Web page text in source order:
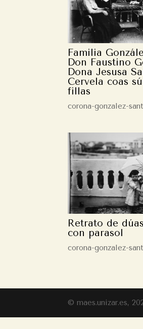
Familia
Don Faustino
Dona Jesusa
Cervela coas
fillas
corona-gonzalez-
Retrato de
con parasol
corona-gonzalez-
© maes.unizar.es,